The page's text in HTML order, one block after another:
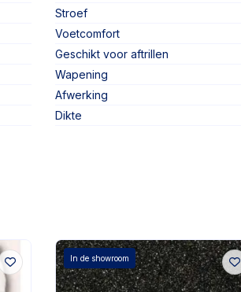
Stroef
Voetcomfort
Geschikt voor aftrillen
Wapening
Afwerking
Dikte
In de showroom